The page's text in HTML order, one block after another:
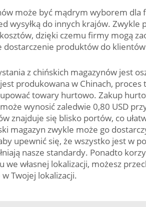
może być mądrym wyborem
wysyłką do innych krajów.
kosztów, dzięki czemu firmy mogą
dostarczenie produktów do
z chińskich magazynów jest
produkowana w Chinach,
towary hurtowo. Zakup
wynosić zaledwie 0,80 USD
znajduje się blisko portów, co
magazyn zwykle może go
upewnić się, że wszystko jest w
nasze standardy. Ponadto
we własnej lokalizacji, możesz
Twojej lokalizacji.